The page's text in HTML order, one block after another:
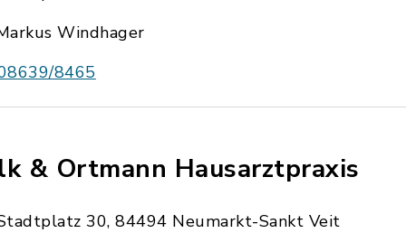
Windhager
8465
& Ortmann Hausarztpraxis
30, 84494 Neumarkt-Sankt Veit